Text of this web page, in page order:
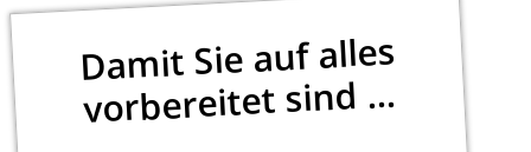
Damit Sie auf alles
vorbereitet sind ...